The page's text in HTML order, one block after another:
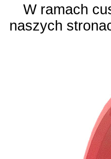
W ramach
naszych